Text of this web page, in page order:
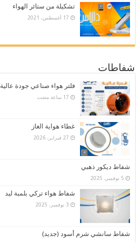
تشكيلة من ستائر الهواء
17 أغسطس، 2021
شفاطات
فلتر هواء صناعي جودة عالية
غطاء هواية الغاز
27 فبراير، 2026
شفاط ديكور ذهبي
5 نوفمبر، 2025
شفاط هواء تركي بلمبة ليد
3 نوفمبر، 2025
شفاط سانشي شرم أسود (جديد)